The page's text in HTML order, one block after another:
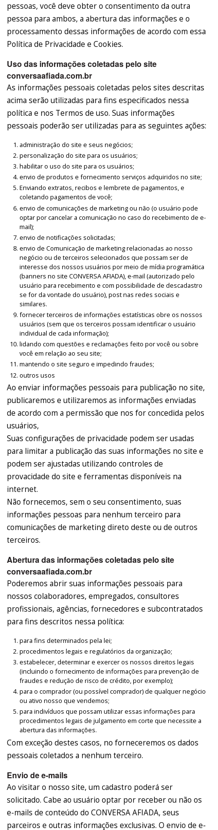
pessoas, você deve obter o consentimento da outra
pessoa para ambos, a abertura das informações e o
processamento dessas informações de acordo com essa
Política de Privacidade e Cookies.
Uso das informações coletadas pelo site
conversaafiada.com.br
As informações pessoais coletadas pelos sites descritas
acima serão utilizadas para fins especificados nessa
política e nos Termos de uso. Suas informações
pessoais poderão ser utilizadas para as seguintes ações:
administração do site e seus negócios;
personalização do site para os usuários;
habilitar o uso do site para os usuários;
envio de produtos e fornecimento serviços adquiridos no site;
Enviando extratos, recibos e lembrete de pagamentos, e
coletando pagamentos de você;
envio de comunicações de marketing ou não (o usuário pode
optar por cancelar a comunicação no caso do recebimento de e-
mail);
envio de notificações solicitadas;
envio de Comunicação de marketing relacionadas ao nosso
negócio ou de terceiros selecionados que possam ser de
interesse dos nossos usuários por meio de mídia programática
(banners no site CONVERSA AFIADA), e-mail (autorizado pelo
usuário para recebimento e com possibilidade de descadastro
se for da vontade do usuário), post nas redes sociais e
similares.
fornecer terceiros de informações estatísticas obre os nossos
usuários (sem que os terceiros possam identificar o usuário
individual de cada informação);
lidando com questões e reclamações feito por você ou sobre
você em relação ao seu site;
mantendo o site seguro e impedindo fraudes;
outros usos
Ao enviar informações pessoais para publicação no site,
publicaremos e utilizaremos as informações enviadas
de acordo com a permissão que nos for concedida pelos
usuários,
Suas configurações de privacidade podem ser usadas
para limitar a publicação das suas informações no site e
podem ser ajustadas utilizando controles de
provacidade do site e ferramentas disponíveis na
internet.
Não fornecemos, sem o seu consentimento, suas
informações pessoas para nenhum terceiro para
comunicações de marketing direto deste ou de outros
terceiros.
Abertura das informações coletadas pelo site
conversaafiada.com.br
Poderemos abrir suas informações pessoais para
nossos colaboradores, empregados, consultores
profissionais, agências, fornecedores e subcontratados
para fins descritos nessa política:
para fins determinados pela lei;
procedimentos legais e regulatórios da organização;
estabelecer, determinar e exercer os nossos direitos legais
(incluindo o fornecimento de informações para prevenção de
fraudes e redução de risco de crédito, por exemplo);
para o comprador (ou possível comprador) de qualquer negócio
ou ativo nosso que vendemos;
para indivíduos que possam utilizar essas informações para
procedimentos legais de julgamento em corte que necessite a
abertura das informações.
Com exceção destes casos, no forneceremos os dados
pessoais coletados a nenhum terceiro.
Envio de e-mails
Ao visitar o nosso site, um cadastro poderá ser
solicitado. Cabe ao usuário optar por receber ou não os
e-mails de conteúdo do CONVERSA AFIADA, seus
parceiros e outras informações exclusivas. O envio de e-